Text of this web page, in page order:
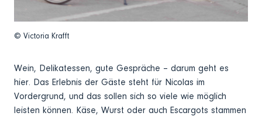
© Victoria Krafft
Wein, Delikatessen, gute Gespräche – darum geht es
hier. Das Erlebnis der Gäste steht für Nicolas im
Vordergrund, und das sollen sich so viele wie möglich
leisten können. Käse, Wurst oder auch Escargots stammen